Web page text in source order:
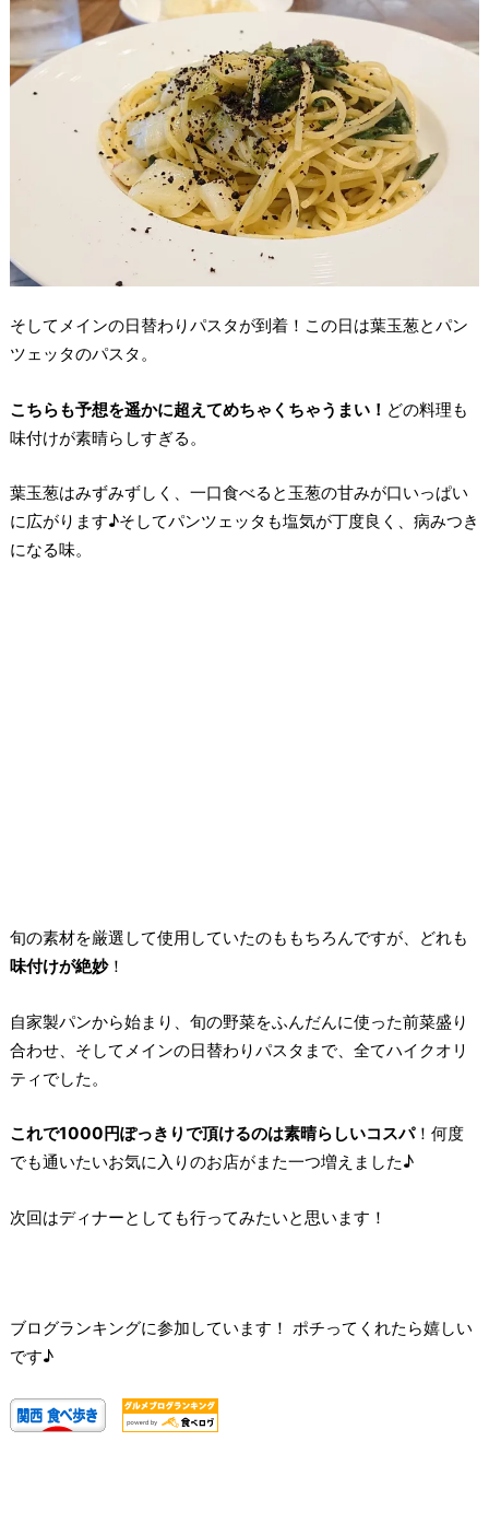
そしてメインの日替わりパスタが到着！この日は葉玉葱とパン
ツェッタのパスタ。
こちらも予想を遥かに超えてめちゃくちゃうまい！ どの料理も
味付けが素晴らしすぎる。
葉玉葱はみずみずしく、一口食べると玉葱の甘みが口いっぱい
に広がります♪そしてパンツェッタも塩気が丁度良く、病みつき
になる味。
旬の素材を厳選して使用していたのももちろんですが、どれも
味付けが絶妙！
自家製パンから始まり、旬の野菜をふんだんに使った前菜盛り
合わせ、そしてメインの日替わりパスタまで、全てハイクオリ
ティでした。
これで1000円ぽっきりで頂けるのは素晴らしいコスパ！何度
でも通いたいお気に入りのお店がまた一つ増えました♪
次回はディナーとしても行ってみたいと思います！
ブログランキングに参加しています！ ポチってくれたら嬉しい
です♪